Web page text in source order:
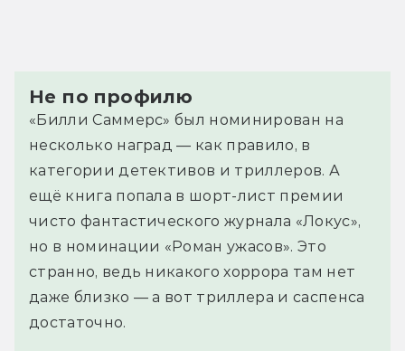
Не по профилю
«Билли Саммерс» был номинирован на
несколько наград — как правило, в
категории детективов и триллеров. А
ещё книга попала в шорт-лист премии
чисто фантастического журнала «Локус»,
но в номинации «Роман ужасов». Это
странно, ведь никакого хоррора там нет
даже близко — а вот триллера и саспенса
достаточно.